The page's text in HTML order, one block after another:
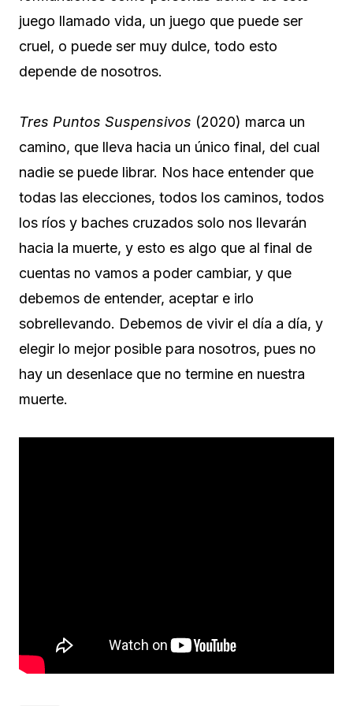
juego llamado vida, un juego que puede ser
cruel, o puede ser muy dulce, todo esto
depende de nosotros.
Tres Puntos Suspensivos (2020) marca un
camino, que lleva hacia un único final, del cual
nadie se puede librar. Nos hace entender que
todas las elecciones, todos los caminos, todos
los ríos y baches cruzados solo nos llevarán
hacia la muerte, y esto es algo que al final de
cuentas no vamos a poder cambiar, y que
debemos de entender, aceptar e irlo
sobrellevando. Debemos de vivir el día a día, y
elegir lo mejor posible para nosotros, pues no
hay un desenlace que no termine en nuestra
muerte.